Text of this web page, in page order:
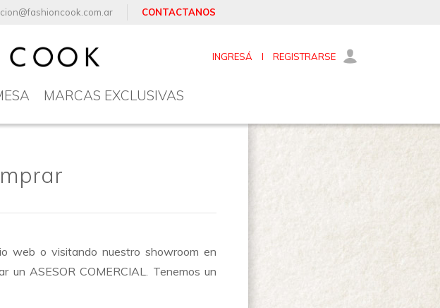
CONTACTANOS
INGRESÁ I REGISTRARSE
MARCAS EXCLUSIVAS
web o visitando nuestro showroom en
un ASESOR COMERCIAL. Tenemos un